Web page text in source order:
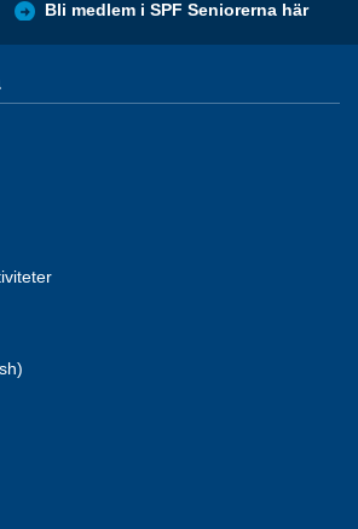
Bli medlem i SPF Seniorerna här